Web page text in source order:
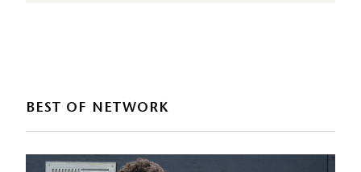
BEST OF NETWORK